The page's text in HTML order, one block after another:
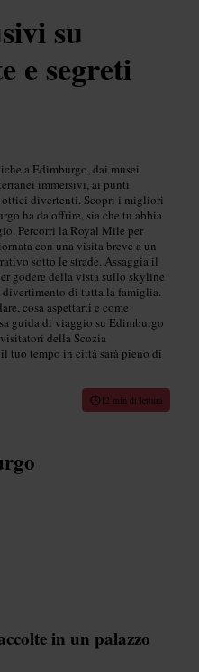
su
e segreti
a Edimburgo, dai musei
immersivi, ai punti
divertenti. Scopri i migliori
ha da offrire, sia che tu abbia
Percorri la Royal Mile per
con una visita breve a un
sotto le strade. Assaggia il
godere della vista sullo skyline
di tutta la famiglia.
cosa aspettarti e come
guida di viaggio su Edimburgo
della Scozia
tuo tempo in città sarà pieno di
12 min di lettura
in un palazzo